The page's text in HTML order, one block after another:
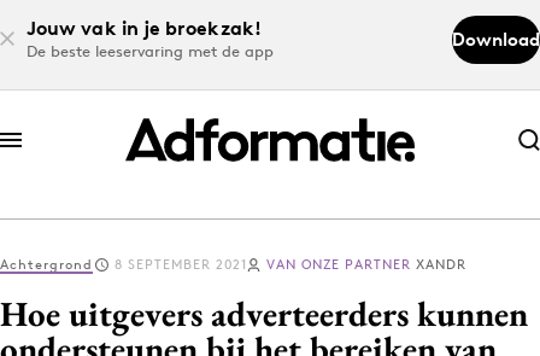
Jouw vak in je broekzak!
De beste leeservaring met de app
Download
Abonneer nu
Abonneer nu
Log in
Achtergrond 8 SEPTEMBER 2021 VAN ONZE PARTNER XANDR
Hoe uitgevers adverteerders kunnen